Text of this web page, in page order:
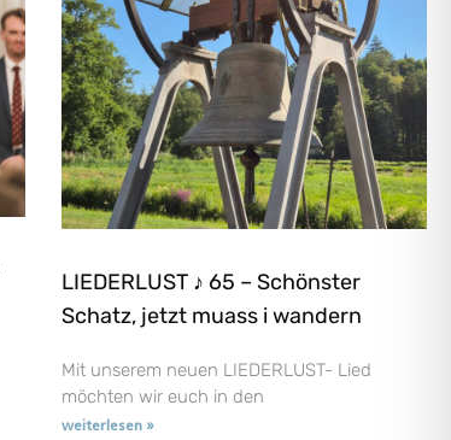
LIEDERLUST ♪ 65 – Schönster
Schatz, jetzt muass i wandern
Mit unserem neuen LIEDERLUST- Lied
möchten wir euch in den
weiterlesen »